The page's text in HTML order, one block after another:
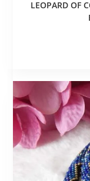
LEOPARD OF